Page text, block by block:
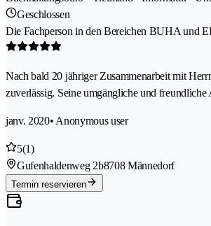
Geschlossen
Die Fachperson in den Bereichen BUHA und
Nach bald 20 jähriger Zusammenarbeit mit
zuverlässig. Seine umgängliche und
janv. 2020• Anonymous user
5(1)
Gufenhaldenweg 2b8708 Männedorf
Termin reservieren